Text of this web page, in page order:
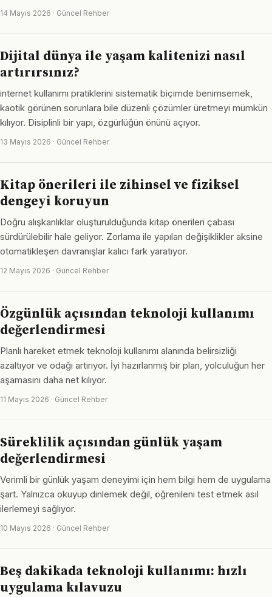
14 Mayıs 2026 · Güncel Rehber
Dijital dünya ile yaşam kalitenizi nasıl
artırırsınız?
internet kullanımı pratiklerini sistematik biçimde benimsemek,
kaotik görünen sorunlara bile düzenli çözümler üretmeyi mümkün
kılıyor. Disiplinli bir yapı, özgürlüğün önünü açıyor.
13 Mayıs 2026 · Güncel Rehber
Kitap önerileri ile zihinsel ve fiziksel
dengeyi koruyun
Doğru alışkanlıklar oluşturulduğunda kitap önerileri çabası
sürdürülebilir hale geliyor. Zorlama ile yapılan değişiklikler aksine
otomatikleşen davranışlar kalıcı fark yaratıyor.
12 Mayıs 2026 · Güncel Rehber
Özgünlük açısından teknoloji kullanımı
değerlendirmesi
Planlı hareket etmek teknoloji kullanımı alanında belirsizliği
azaltıyor ve odağı artırıyor. İyi hazırlanmış bir plan, yolculuğun her
aşamasını daha net kılıyor.
11 Mayıs 2026 · Güncel Rehber
Süreklilik açısından günlük yaşam
değerlendirmesi
Verimli bir günlük yaşam deneyimi için hem bilgi hem de uygulama
şart. Yalnızca okuyup dinlemek değil, öğrenileni test etmek asıl
ilerlemeyi sağlıyor.
10 Mayıs 2026 · Güncel Rehber
Beş dakikada teknoloji kullanımı: hızlı
uygulama kılavuzu